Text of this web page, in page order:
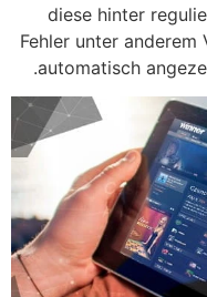
diese hinter
Fehler unter
automatisch